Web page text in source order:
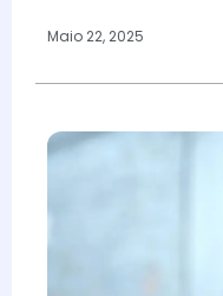
Maio 22, 2025